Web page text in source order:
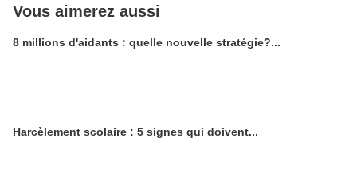
Vous aimerez aussi
8 millions d'aidants : quelle nouvelle stratégie?...
Harcèlement scolaire : 5 signes qui doivent...